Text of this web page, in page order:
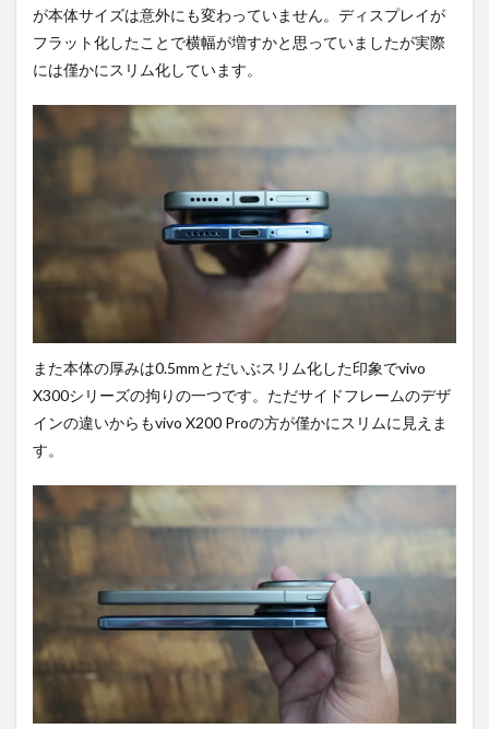
が本体サイズは意外にも変わっていません。ディスプレイが
フラット化したことで横幅が増すかと思っていましたが実際
には僅かにスリム化しています。
また本体の厚みは0.5mmとだいぶスリム化した印象でvivo
X300シリーズの拘りの一つです。ただサイドフレームのデザ
インの違いからもvivo X200 Proの方が僅かにスリムに見えま
す。